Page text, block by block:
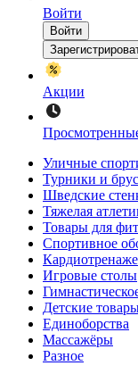
Войти
Войти
Акции
Уличные
Турники и
Шведские
Тяжелая
Товары для
Спортивное
Игровые столы
Детские
Единоборства
Массажёры
Разное